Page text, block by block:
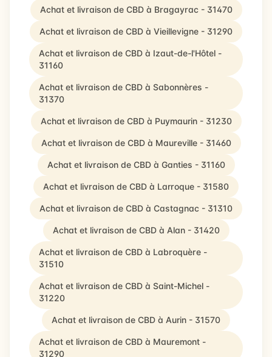
Achat et livraison de CBD à Bragayrac - 31470
Achat et livraison de CBD à Vieillevigne - 31290
Achat et livraison de CBD à Izaut-de-l'Hôtel -
31160
Achat et livraison de CBD à Sabonnères -
31370
Achat et livraison de CBD à Puymaurin - 31230
Achat et livraison de CBD à Maureville - 31460
Achat et livraison de CBD à Ganties - 31160
Achat et livraison de CBD à Larroque - 31580
Achat et livraison de CBD à Castagnac - 31310
Achat et livraison de CBD à Alan - 31420
Achat et livraison de CBD à Labroquère -
31510
Achat et livraison de CBD à Saint-Michel -
31220
Achat et livraison de CBD à Aurin - 31570
Achat et livraison de CBD à Mauremont -
31290